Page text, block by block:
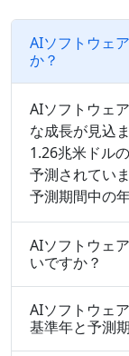
AIソフトウェ
か？
AIソフトウェ
な成長が見込
1.26兆米ドル
予測されていま
予測期間中の
AIソフトウェ
いですか？
AIソフトウェ
基準年と予測